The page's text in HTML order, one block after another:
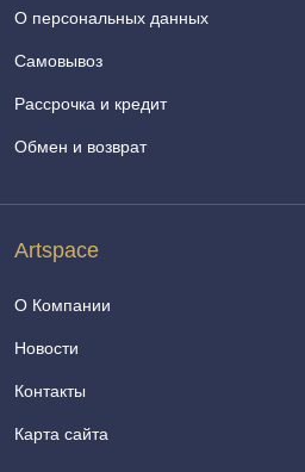
О персональных данных
Самовывоз
Рассрочка и кредит
Обмен и возврат
Artspace
О Компании
Новости
Контакты
Карта сайта